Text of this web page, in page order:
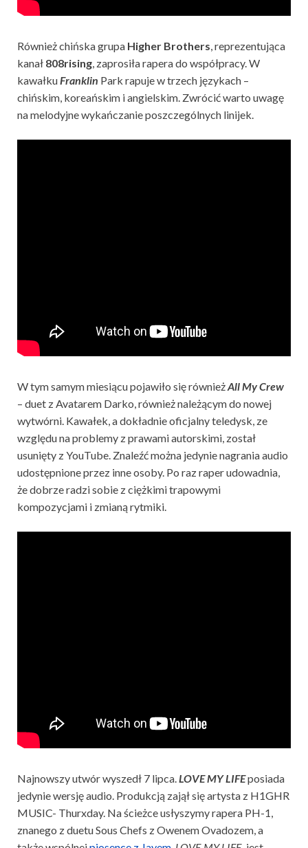
Również chińska grupa Higher Brothers, reprezentująca
kanał 808rising, zaprosiła rapera do współpracy. W
kawałkuFranklin Park rapuje w trzech językach –
chińskim, koreańskim i angielskim. Zwrócić warto uwagę
na melodyjne wykańczanie poszczególnych linijek.
W tym samym miesiącu pojawiło się równieżAll My Crew
– duet z Avatarem Darko, również należącym do nowej
wytwórni. Kawałek, a dokładnie oficjalny teledysk, ze
względu na problemy z prawami autorskimi, został
usunięty z YouTube. Znaleźć można jedynie nagrania audio
udostępnione przez inne osoby. Po raz raper udowadnia,
że dobrze radzi sobie z ciężkimi trapowymi
kompozycjami i zmianą rytmiki.
Najnowszy utwór wyszedł 7 lipca.LOVE MY LIFEposiada
jedynie wersję audio. Produkcją zajął się artysta z H1GHR
MUSIC- Thurxday. Na ścieżce usłyszymy rapera PH-1,
znanego z duetu Sous Chefs z Owenem Ovadozem, a